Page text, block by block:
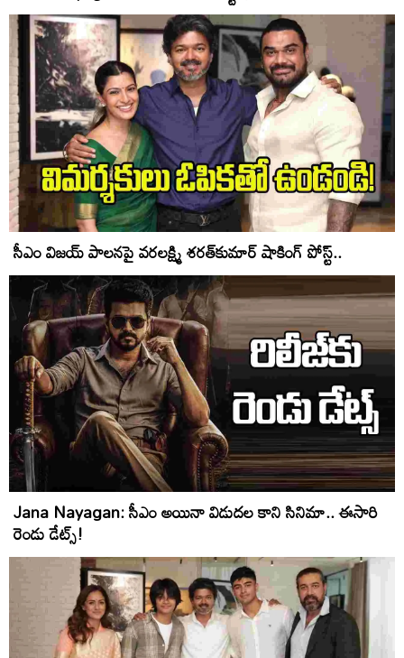
సీఎం విజయ్ పాలనపై వరలక్ష్మి శరత్‌కుమార్ షాకింగ్ పోస్ట్..
Jana Nayagan: సీఎం అయినా విడుదల కాని సినిమా.. ఈసారి
రెండు డేట్స్!